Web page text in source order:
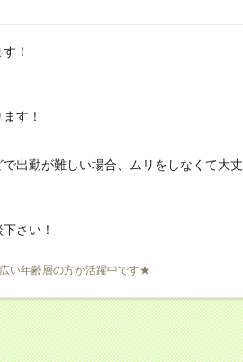
！
す！
出勤が難しい場合、ムリをしなくて大丈
さい！
い年齢層の方が活躍中です★